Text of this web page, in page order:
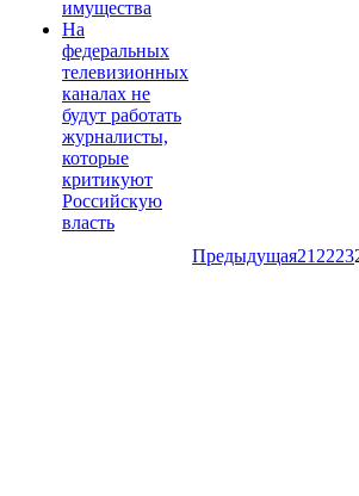
имущества
На
федеральных
телевизионных
каналах не
будут работать
журналисты,
которые
критикуют
Российскую
власть
Предыдущая21 2223